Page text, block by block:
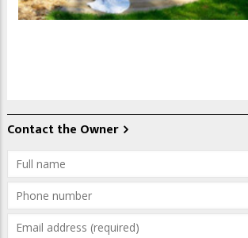
Contact the Owner